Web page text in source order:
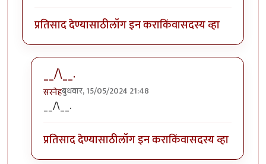
प्रतिसाद देण्यासाठीलॉग इन कराकिंवासदस्य व्हा
__/\__.
सस्नेहबुधवार, 15/05/2024 21:48
In reply to
__/\__.
प्रतिसाद देण्यासाठीलॉग इन कराकिंवासदस्य व्हा